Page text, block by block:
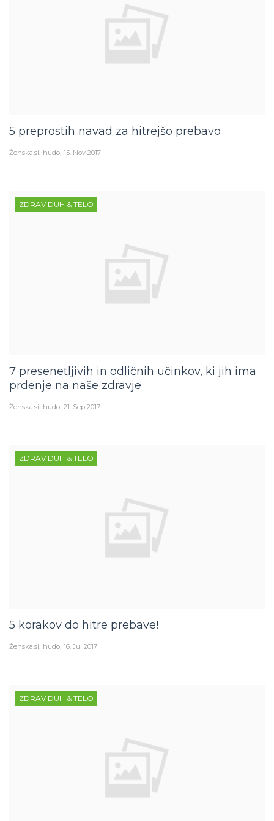
5 preprostih navad za hitrejšo prebavo
Ženska.si hudo 15. Nov 2017
ZDRAV DUH & TELO
7 presenetljivih in odličnih učinkov, ki jih ima
prdenje na naše zdravje
Ženska.si hudo 21. Sep 2017
ZDRAV DUH & TELO
5 korakov do hitre prebave!
Ženska.si hudo 16. Jul 2017
ZDRAV DUH & TELO